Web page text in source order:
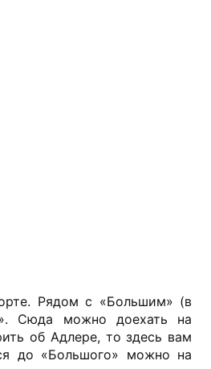
Рядом с «Большим» (в
Сюда можно доехать на
об Адлере, то здесь вам
до «Большого» можно на